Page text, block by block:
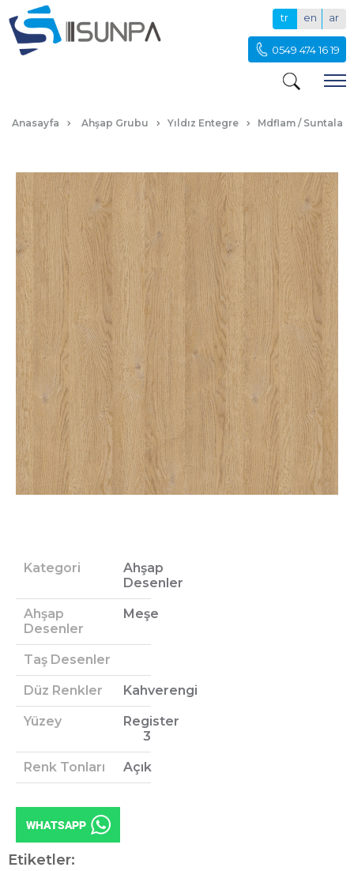
tr en ar
0549 474 16 19
Anasayfa Ahşap Grubu Yıldız Entegre Mdflam / Suntalam
Kategori
Ahşap
Desenler
Ahşap
Desenler
Meşe
Taş Desenler
Düz Renkler Kahverengi
Yüzey
Register
3
Renk Tonları Açık
Etiketler: